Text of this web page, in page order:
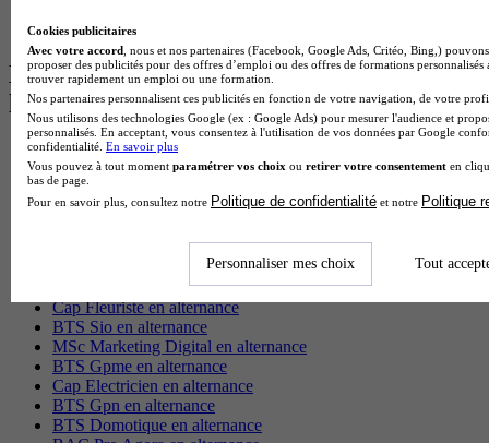
BTS Ndrc à Lyon
Les intitulés de diplôme par alternance
les plus recherchés
BTS Esf en alternance
BTS Dietetique en alternance
BTS Mco en alternance
BTS Pi en alternance
Master CCA en alternance
BTS Ndrc en alternance
BTS Sam en alternance
Cap Fleuriste en alternance
BTS Sio en alternance
MSc Marketing Digital en alternance
BTS Gpme en alternance
Cap Electricien en alternance
BTS Gpn en alternance
BTS Domotique en alternance
Cookies publicitaires
Avec votre accord , nous et nos partenaires (Facebook, Google Ads, Critéo, Bing,)
proposer des publicités pour des offres d’emploi ou des offres de formations
trouver rapidement un emploi ou une formation.
Nos partenaires personnalisent ces publicités en fonction de votre navigation, de votre
Nous utilisons des technologies Google (ex : Google Ads) pour mesurer l'audience et
personnalisés. En acceptant, vous consentez à l'utilisation de vos données par Google
confidentialité. En savoir plus
Vous pouvez à tout moment paramétrer vos choix ou retirer votre consentement en
bas de page.
Pour en savoir plus, consultez notre Politique de confidentialité et notre Politique
Personnaliser mes choix Tout